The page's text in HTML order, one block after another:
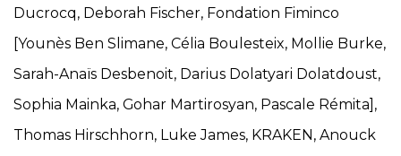
Ducrocq, Deborah Fischer, Fondation Fiminco
[Younès Ben Slimane, Célia Boulesteix, Mollie Burke,
Sarah-Anaïs Desbenoit, Darius Dolatyari Dolatdoust,
Sophia Mainka, Gohar Martirosyan, Pascale Rémita],
Thomas Hirschhorn, Luke James, KRAKEN, Anouck